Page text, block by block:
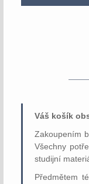
Váš košík
Zakoupením
Všechny
studijní
Předmětem